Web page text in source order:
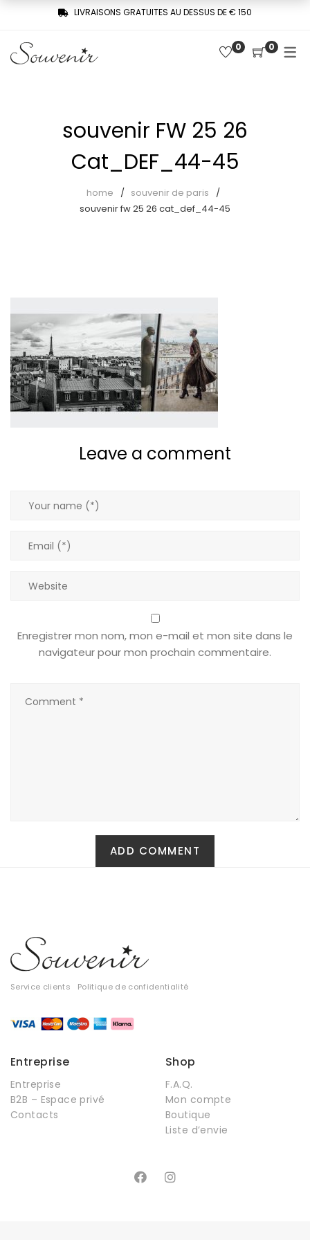
SHOP
Chemises
Combinaisons
Pantalons
Pulls
Robes
T-shirts
Tous
COLLECTION
LE MUSE – SOUVENIR PRIVÉE
LIVRAISONS GRATUITES AU DESSUS DE € 150
0 0
souvenir FW 25 26
Cat_DEF_44-45
home
souvenir de paris
souvenir fw 25 26 cat_def_44-45
Leave a comment
Enregistrer mon nom, mon e-mail et mon site dans le
navigateur pour mon prochain commentaire.
Service clients Politique de confidentialité
Entreprise
Entreprise
B2B – Espace privé
Contacts
Shop
F.A.Q.
Mon compte
Boutique
Liste d’envie